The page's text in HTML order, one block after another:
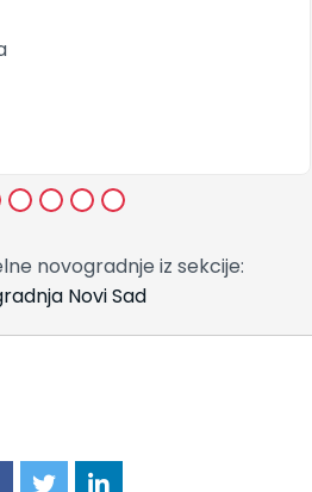
2 3 4 5
novogradnje iz sekcije:
Novi Sad